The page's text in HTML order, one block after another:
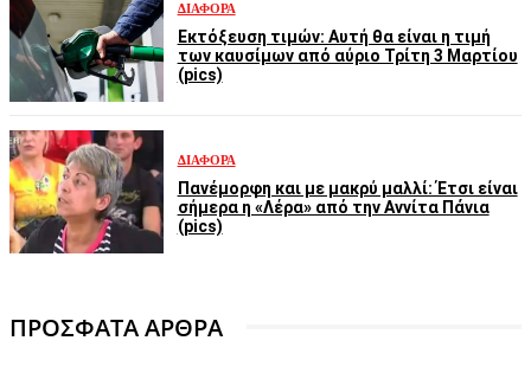
ΔΙΆΦΟΡΑ
Εκτόξευση τιμών: Αυτή θα είναι η τιμή
των καυσίμων από αύριο Τρίτη 3 Μαρτίου
(pics)
ΔΙΆΦΟΡΑ
Πανέμορφη και με μακρύ μαλλί: Έτσι είναι
σήμερα η «Λέρα» από την Αννίτα Πάνια
(pics)
ΠΡΟΣΦΑΤΑ ΑΡΘΡΑ